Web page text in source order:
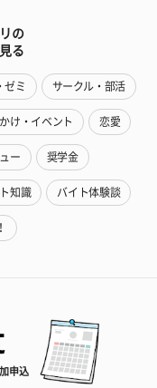
の
る
ゼミ サークル・部活
け・イベント 恋愛
ー 奨学金
知識 バイト体験談
申込